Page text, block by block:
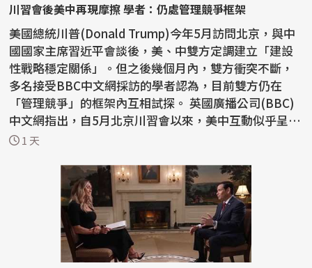
川習會後美中再現摩擦 學者：仍處管理競爭框架
美國總統川普(Donald Trump)今年5月訪問北京，與中
國國家主席習近平會談後，美、中雙方定調建立「建設
性戰略穩定關係」。但之後幾個月內，雙方衝突不斷，
多名接受BBC中文網採訪的學者認為，目前雙方仍在
「管理競爭」的框架內互相試探。 英國廣播公司(BBC)
中文網指出，自5月北京川習會以來，美中互動似乎呈現
「一邊...
1 天